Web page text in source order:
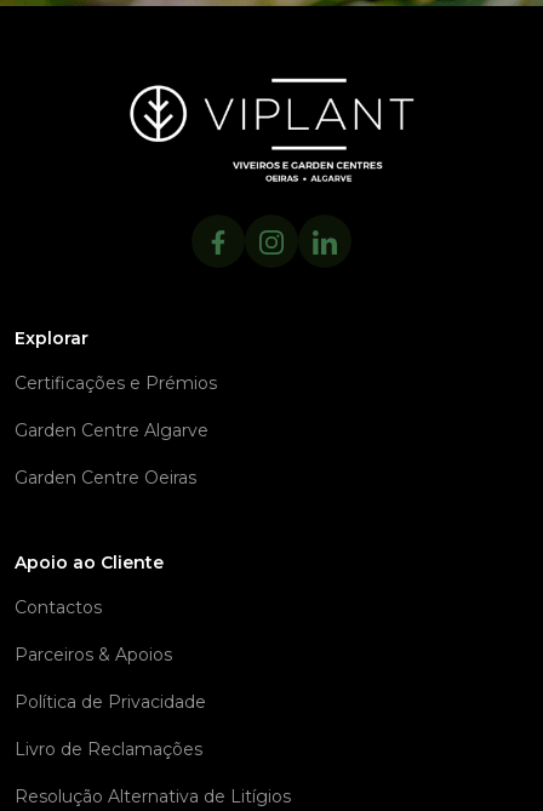
Explorar
Certificações e Prémios
Garden Centre Algarve
Garden Centre Oeiras
Apoio ao Cliente
Contactos
Parceiros & Apoios
Política de Privacidade
Livro de Reclamações
Resolução Alternativa de Litígios